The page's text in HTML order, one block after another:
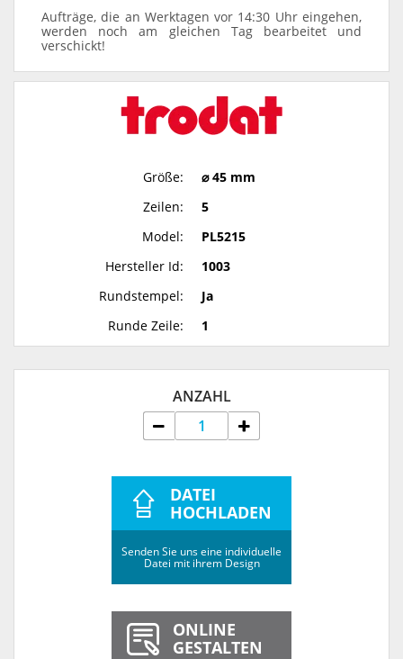
Aufträge, die an Werktagen vor 14:30 Uhr eingehen,
werden noch am gleichen Tag bearbeitet und
verschickt!
Größe:
⌀ 45 mm
Zeilen:
5
Model:
PL5215
Hersteller Id:
1003
Rundstempel:
Ja
Runde Zeile:
1
ANZAHL
DATEI
HOCHLADEN
Senden Sie uns eine individuelle
Datei mit ihrem Design
ONLINE
GESTALTEN